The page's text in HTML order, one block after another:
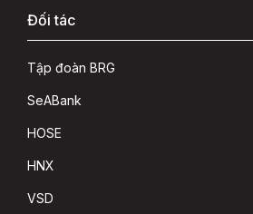
Đối tác
Tập đoàn BRG
SeABank
HOSE
HNX
VSD